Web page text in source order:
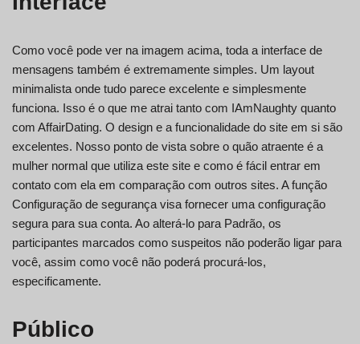
Como você pode ver na imagem acima, toda a interface de
mensagens também é extremamente simples. Um layout
minimalista onde tudo parece excelente e simplesmente
funciona. Isso é o que me atrai tanto com IAmNaughty quanto
com AffairDating. O design e a funcionalidade do site em si são
excelentes. Nosso ponto de vista sobre o quão atraente é a
mulher normal que utiliza este site e como é fácil entrar em
contato com ela em comparação com outros sites. A função
Configuração de segurança visa fornecer uma configuração
segura para sua conta. Ao alterá-lo para Padrão, os
participantes marcados como suspeitos não poderão ligar para
você, assim como você não poderá procurá-los,
especificamente.
Público